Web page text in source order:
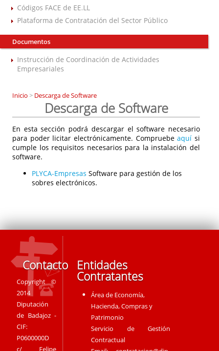
Códigos FACE de EE.LL
Plataforma de Contratación del Sector Público
Documentos
Instrucción de Coordinación de Actividades
Empresariales
Inicio > Descarga de Software
Descarga de Software
En esta sección podrá descargar el software necesario
para poder licitar electrónicamente. Compruebeaquí si
cumple los requisitos necesarios para la instalación del
software.
PLYCA-Empresas Software para gestión de los
sobres electrónicos.
Contacto
Copyright ©
2014
Diputación
de Badajoz -
CIF:
P0600000D
c/ Felipe
Entidades
Contratantes
Área de Economía,
Hacienda, Compras y
Patrimonio
Servicio de Gestión
Contractual